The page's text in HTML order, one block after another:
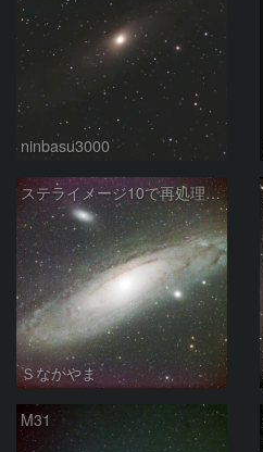
ninbasu3000
ステライメージ10で再処理したM31
Ｓなかやま
M31